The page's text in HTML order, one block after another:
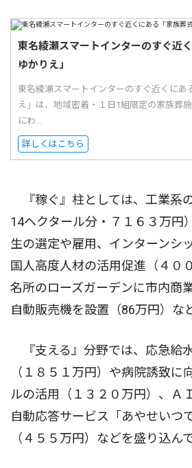
東名綾瀬スマートインターのすぐ近
ゆかりえ」
東名綾瀬スマートインターのすぐ近くにあ
え」は、地域密着・１日1組限定の家族葬
にわ...
詳しくはこちら
『稼ぐ』柱としては、工業系
14ヘクタール分・７１６３万円
生の選定や雇用、インターンシ
国人高度人材の活用促進（４０
名所のローズガーデンに市内商
自動販売機を設置（86万円）な
『支える』分野では、応急給
（１８５１万円）や病院誘致に
ルの活用（１３２０万円）、Ａ
自動応答サービス「あやせいつ
（４５５万円）などを盛り込ん